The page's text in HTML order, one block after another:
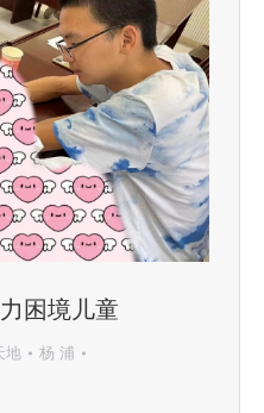
困境儿童
地
杨 浦